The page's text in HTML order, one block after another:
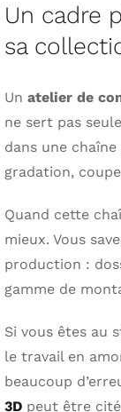
Un cadre
sa
Un atelier de
ne sert pas
dans une
gradation,
Quand cette
mieux. Vous
production :
gamme de
Si vous êtes au
le travail en
beaucoup
3D peut être